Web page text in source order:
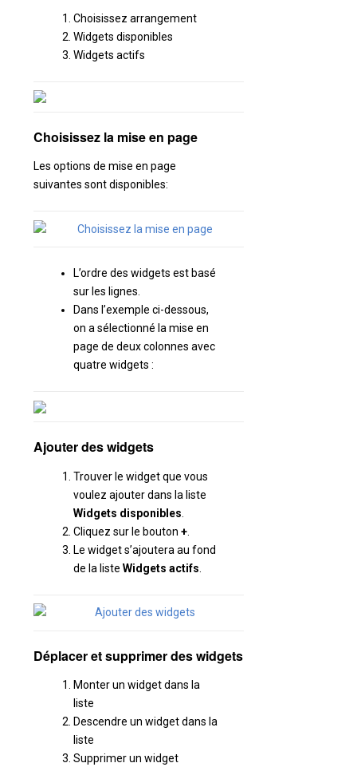
Choisissez arrangement
Widgets disponibles
Widgets actifs
Choisissez la mise en page
Les options de mise en page
suivantes sont disponibles:
L’ordre des widgets est basé
sur les lignes.
Dans l’exemple ci-dessous,
on a sélectionné la mise en
page de deux colonnes avec
quatre widgets :
Ajouter des widgets
Trouver le widget que vous
voulez ajouter dans la liste
Widgets disponibles
Cliquez sur le bouton +
Le widget s’ajoutera au fond
de la liste Widgets actifs
Déplacer et supprimer des widgets
Monter un widget dans la
liste
Descendre un widget dans la
liste
Supprimer un widget